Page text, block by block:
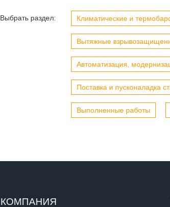
Выбрать раздел: Климатические и
Вытяжные
Автоматизация,
Поставка и пусконаладка
Выполненные работы
КОМПАНИЯ